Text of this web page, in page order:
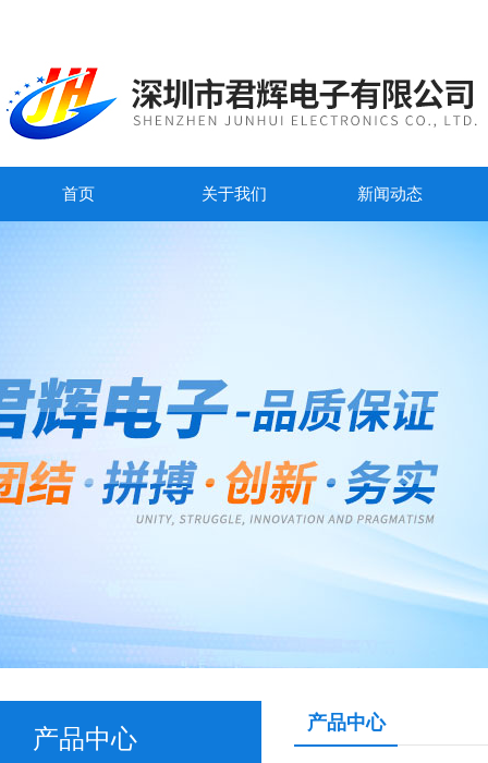
首页 关于我们 新闻动态
产品中心
产品中心